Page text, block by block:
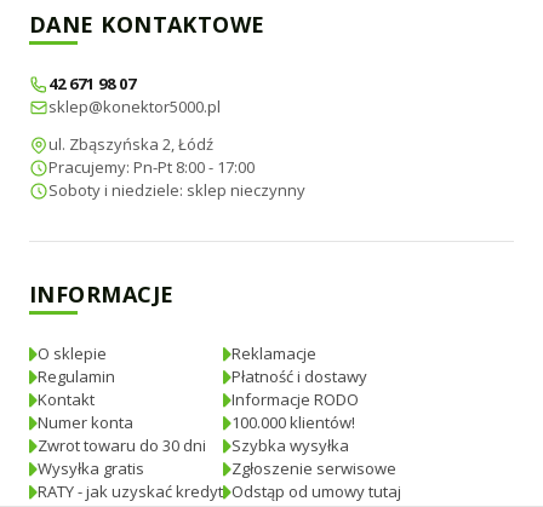
DANE KONTAKTOWE
42 671 98 07
sklep@konektor5000.pl
ul. Zbąszyńska 2, Łódź
Pracujemy: Pn-Pt 8:00 - 17:00
Soboty i niedziele: sklep nieczynny
INFORMACJE
O sklepie
Regulamin
Kontakt
Numer konta
Zwrot towaru do 30 dni
Wysyłka gratis
RATY - jak uzyskać kredyt
Reklamacje
Płatność i dostawy
Informacje RODO
100.000 klientów!
Szybka wysyłka
Zgłoszenie serwisowe
Odstąp od umowy tutaj